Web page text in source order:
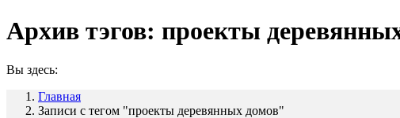
Архив тэгов: проекты
Вы здесь:
Главная
Записи с тегом "проекты деревянных домов"